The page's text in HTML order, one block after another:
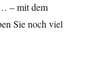
– mit dem
Sie noch viel